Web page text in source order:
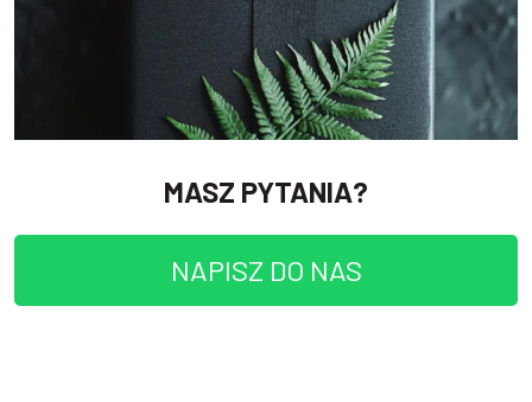
MASZ PYTANIA?
NAPISZ DO NAS